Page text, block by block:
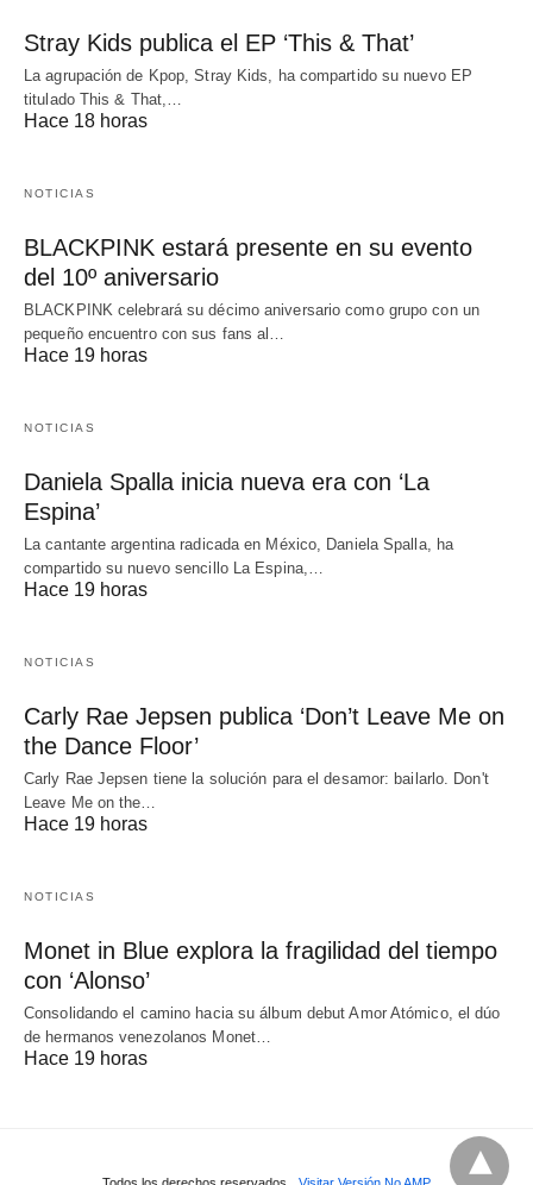
Stray Kids publica el EP ‘This & That’
La agrupación de Kpop, Stray Kids, ha compartido su nuevo EP
titulado This & That,…
Hace 18 horas
NOTICIAS
BLACKPINK estará presente en su evento
del 10º aniversario
BLACKPINK celebrará su décimo aniversario como grupo con un
pequeño encuentro con sus fans al…
Hace 19 horas
NOTICIAS
Daniela Spalla inicia nueva era con ‘La
Espina’
La cantante argentina radicada en México, Daniela Spalla, ha
compartido su nuevo sencillo La Espina,…
Hace 19 horas
NOTICIAS
Carly Rae Jepsen publica ‘Don’t Leave Me on
the Dance Floor’
Carly Rae Jepsen tiene la solución para el desamor: bailarlo. Don't
Leave Me on the…
Hace 19 horas
NOTICIAS
Monet in Blue explora la fragilidad del tiempo
con ‘Alonso’
Consolidando el camino hacia su álbum debut Amor Atómico, el dúo
de hermanos venezolanos Monet…
Hace 19 horas